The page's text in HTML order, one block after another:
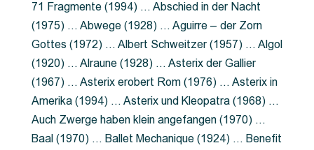
71 Fragmente (1994) … Abschied in der Nacht
(1975) … Abwege (1928) … Aguirre – der Zorn
Gottes (1972) … Albert Schweitzer (1957) … Algol
(1920) … Alraune (1928) … Asterix der Gallier
(1967) … Asterix erobert Rom (1976) … Asterix in
Amerika (1994) … Asterix und Kleopatra (1968) …
Auch Zwerge haben klein angefangen (1970) …
Baal (1970) … Ballet Mechanique (1924) … Benefit